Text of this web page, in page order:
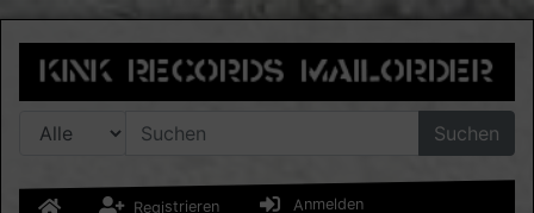
Suchen
Registrieren Anmelden